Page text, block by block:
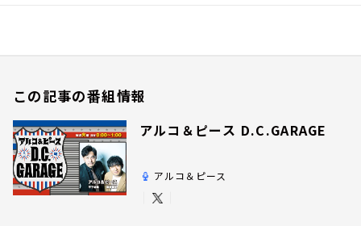
この記事の番組情報
アルコ＆ピース D.C.GARAGE
アルコ＆ピース